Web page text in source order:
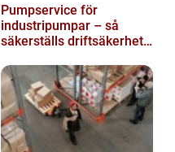
Pumpservice för
industripumpar – så
säkerställs driftsäkerhet